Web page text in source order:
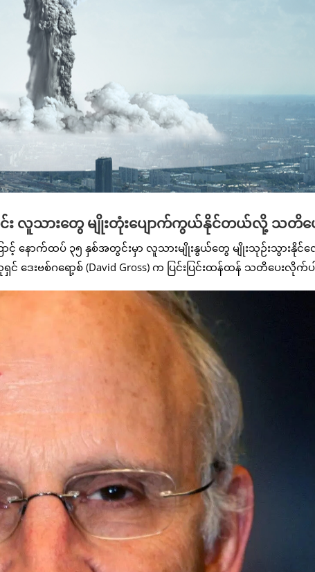
င်း လူသားတွေ မျိုးတုံးပျောက်ကွယ်နိုင်တယ်လို့ သတိပ
ာင့် နောက်ထပ် ၃၅ နှစ်အတွင်းမှာ လူသားမျိုးနွယ်တွေ မျိုးသုဉ်းသွားနို
းဗစ်ဂရော့စ် (David Gross) က ပြင်းပြင်းထန်ထန် သတိပေးလိုက်